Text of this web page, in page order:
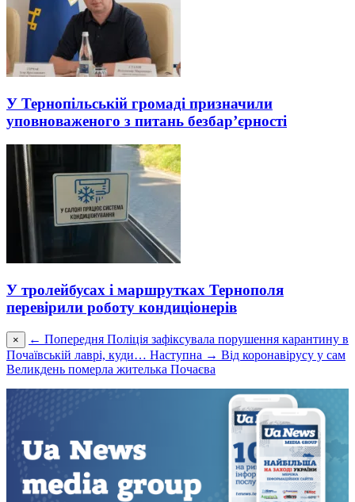
У Тернопільській громаді призначили
уповноваженого з питань безбар’єрності
У тролейбусах і маршрутках Тернополя
перевірили роботу кондиціонерів
× ← Попередня Поліція зафіксувала порушення карантину в
Почаївській лаврі, куди… Наступна → Від коронавірусу у сам
Великдень померла жителька Почаєва